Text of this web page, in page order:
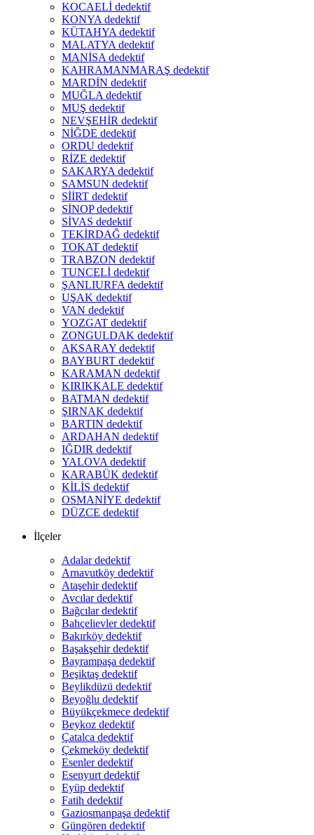
KOCAELİ dedektif
KONYA dedektif
KÜTAHYA dedektif
MALATYA dedektif
MANİSA dedektif
KAHRAMANMARAŞ dedektif
MARDİN dedektif
MUĞLA dedektif
MUŞ dedektif
NEVŞEHİR dedektif
NİĞDE dedektif
ORDU dedektif
RİZE dedektif
SAKARYA dedektif
SAMSUN dedektif
SİİRT dedektif
SİNOP dedektif
SİVAS dedektif
TEKİRDAĞ dedektif
TOKAT dedektif
TRABZON dedektif
TUNCELİ dedektif
ŞANLIURFA dedektif
UŞAK dedektif
VAN dedektif
YOZGAT dedektif
ZONGULDAK dedektif
AKSARAY dedektif
BAYBURT dedektif
KARAMAN dedektif
KIRIKKALE dedektif
BATMAN dedektif
ŞIRNAK dedektif
BARTIN dedektif
ARDAHAN dedektif
IĞDIR dedektif
YALOVA dedektif
KARABÜK dedektif
KİLİS dedektif
OSMANİYE dedektif
DÜZCE dedektif
İlçeler
Adalar dedektif
Arnavutköy dedektif
Ataşehir dedektif
Avcılar dedektif
Bağcılar dedektif
Bahçelievler dedektif
Bakırköy dedektif
Başakşehir dedektif
Bayrampaşa dedektif
Beşiktaş dedektif
Beylikdüzü dedektif
Beyoğlu dedektif
Büyükçekmece dedektif
Beykoz dedektif
Çatalca dedektif
Çekmeköy dedektif
Esenler dedektif
Esenyurt dedektif
Eyüp dedektif
Fatih dedektif
Gaziosmanpaşa dedektif
Güngören dedektif